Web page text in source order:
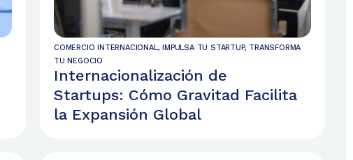
COMERCIO INTERNACIONAL ,IMPULSA TU STARTUP, TRANSFORMA
TU NEGOCIO
Internacionalización de
Startups: Cómo Gravitad Facilita
la Expansión Global